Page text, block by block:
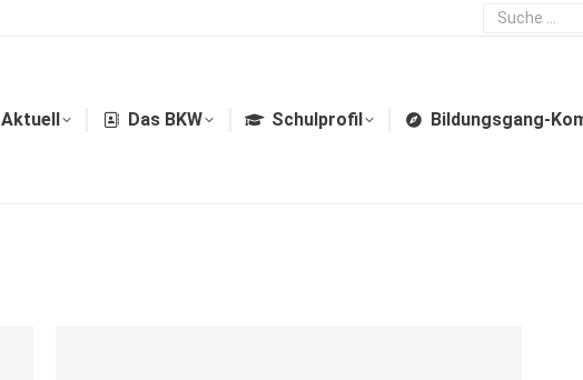
Aktuell Das BKW Schulprofil Bildungsgang-